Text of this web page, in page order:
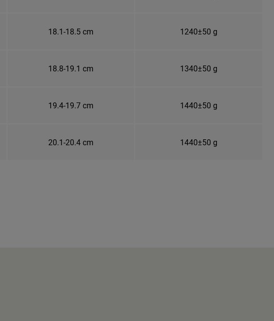
18.1-18.5 cm 1240±50 g
18.8-19.1 cm 1340±50 g
19.4-19.7 cm 1440±50 g
20.1-20.4 cm 1440±50 g